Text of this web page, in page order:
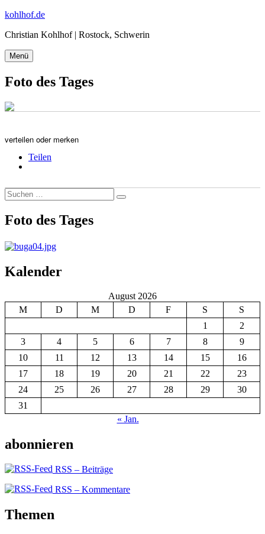
Zum
springen
kohlhof.de
Christian Kohlhof | Rostock, Schwerin
Menü
Foto des Tages
verteilen oder merken
Teilen
Suchen
nach:
Suchen
Foto des Tages
Kalender
August 2026
M
D M D F S
S
1
2
3
4 5 6 7 8
9
10
11 12 13 14 15
16
17
18 19 20 21 22
23
24
25 26 27 28 29
30
31
« Jan.
abonnieren
RSS – Beiträge
RSS – Kommentare
Themen